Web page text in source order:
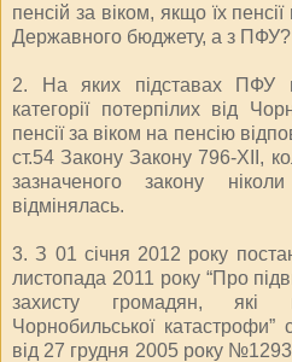
пенсій за віком, якщо їх
Державного бюджету, а з ПФУ?
2. На яких підставах ПФУ
категорії потерпілих від
пенсії за віком на пенсію
ст.54 Закону Закону 796-ХІІ,
зазначеного закону
відмінялась.
3. З 01 січня 2012 року
листопада 2011 року “Про
захисту громадян, які
Чорнобильської
від 27 грудня 2005 року